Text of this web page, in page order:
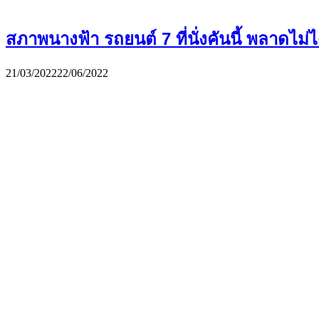
สภาพนางฟ้า รถยนต์ 7 ที่นั่งคันนี้ พลาดไม่
21/03/202222/06/2022